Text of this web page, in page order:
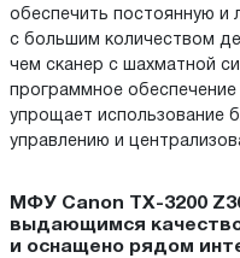
обеспечить постоянную и
с большим количеством
чем сканер с шахматной
программное
упрощает использование
управлению и
МФУ Canon TX-3200
выдающимся
и оснащено рядом